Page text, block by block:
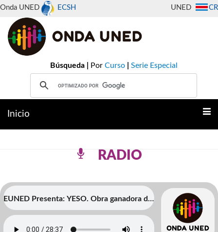
Onda UNED ECSH CR
UNED
Búsqueda | Por Curso Serie Especial
Inicio
RADIO
EUNED Presenta: YESO. Obra ganadora del
Premio Aquileo J. Echeverr?a en Cuento